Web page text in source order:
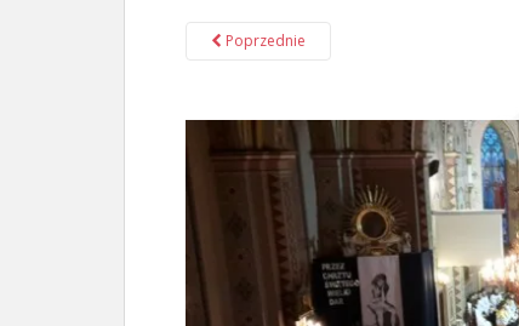
Poprzednie